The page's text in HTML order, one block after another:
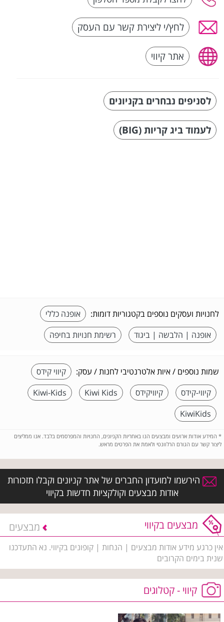
לחץ/י ליצירת קשר עם העסק
אתר קיווי
לסניפים נבחרים בקניונים
לעמוד ביג קריות (BIG)
לחנויות ועסקים נוספים בקטגוריות דומות:
אופנה כללי
אופנה | הלבשה | ביגוד
רשימת חנויות בחיפה
שמות נוספים / איות אלטרנטיבי לחנות / עסק:
קיווי קידס
קיווי-קידס
קיוויקידס Kiwi Kids
Kiwi-Kids
KiwiKids
* המידע אודות ארועים ומבצעים הנו באחריות הקניונים, החנויות והמפרסמים בלבד. אנו ממליצים
ליצור קשר עם הגורם הרלוונטי ולאמת את הפרטים מראש.
הירשמו למועדון החברים של אתר קניונים וקבלו תזכורות
אודות מבצעים וקולקציות חדשות בקיווי
מבצעים בקיווי מבצעים
אין כרגע מידע אודות מבצעים | הנחות | קופונים בקיווי. נא התעדכנו
שנית בימים הקרובים
קיווי - קטלוגים